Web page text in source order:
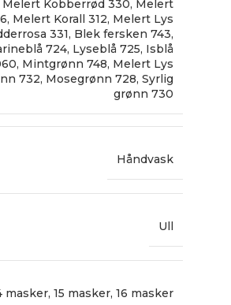
Melert Kobberrød 330, Melert
, Melert Korall 312, Melert Lys
331, Blek fersken 743,
724, Lyseblå 725, Isblå
, Mintgrønn 748, Melert Lys
732, Mosegrønn 728, Syrlig
grønn 730
Håndvask
Ull
masker, 15 masker, 16 masker